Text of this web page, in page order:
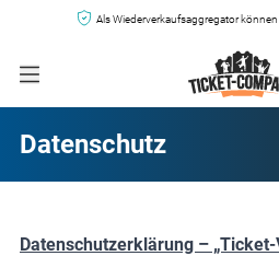
Als Wiederverkaufsaggregator können
Datenschutz
Datenschutzerklärung – „Ticket-